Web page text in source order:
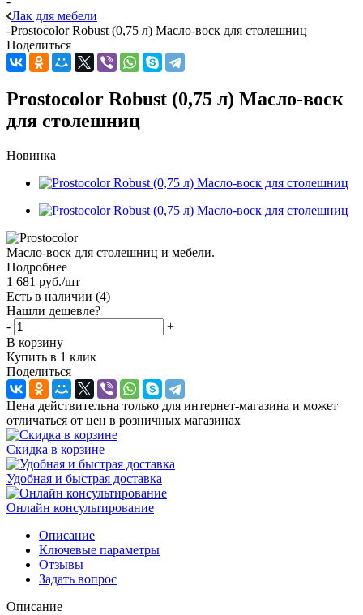
Лак для мебели
-Prostocolor Robust (0,75 л) Масло-воск для столешниц
Поделиться
Prostocolor Robust (0,75 л) Масло-воск
для столешниц
Новинка
Масло-воск для столешниц и мебели.
Подробнее
1 681 руб./шт
Есть в наличии (4)
Нашли дешевле?
-
+
В корзину
Купить в 1 клик
Поделиться
Цена действительна только для интернет-магазина и может
отличаться от цен в розничных магазинах
Скидка в корзине
Удобная и быстрая доставка
Онлайн консультирование
Описание
Ключевые параметры
Отзывы
Задать вопрос
Описание